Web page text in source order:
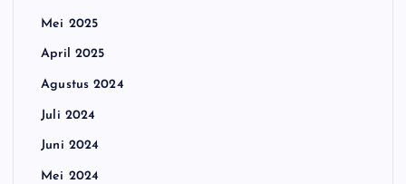
Mei 2025
April 2025
Agustus 2024
Juli 2024
Juni 2024
Mei 2024